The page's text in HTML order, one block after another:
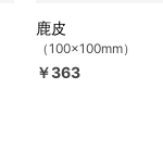
鹿皮
（100×100mm）
￥363